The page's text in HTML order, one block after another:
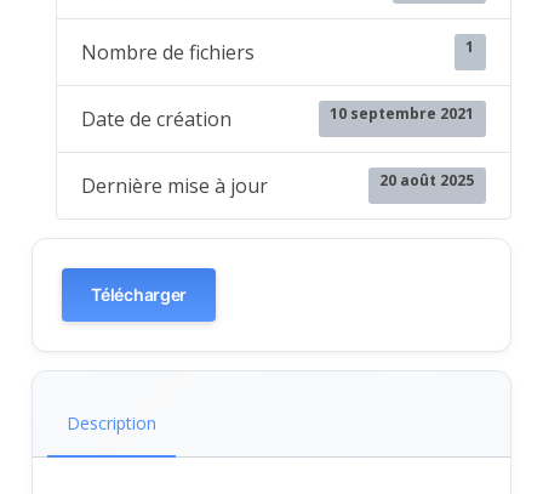
Nombre de fichiers 1
Date de création 10 septembre 2021
Dernière mise à jour 20 août 2025
Télécharger
Description